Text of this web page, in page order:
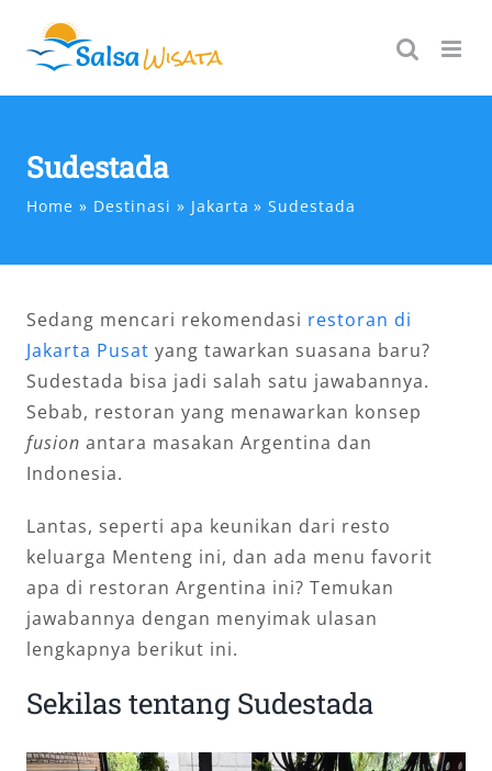
content
Sudestada
Home Destinasi Jakarta Sudestada
Sedang mencari rekomendasi restoran di
Jakarta Pusat yang tawarkan suasana baru?
Sudestada bisa jadi salah satu jawabannya.
Sebab, restoran yang menawarkan konsep
fusion antara masakan Argentina dan
Indonesia.
Lantas, seperti apa keunikan dari resto
keluarga Menteng ini, dan ada menu favorit
apa di restoran Argentina ini? Temukan
jawabannya dengan menyimak ulasan
lengkapnya berikut ini.
Sekilas tentang Sudestada